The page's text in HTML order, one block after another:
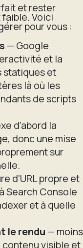
et rester
Voici
pour vous :
— Google
et la
statiques et
là où les
de scripts
d'abord la
donc une mise
sur
d'URL propre et
Search Console
et à quelle
le rendu — moins
visible et